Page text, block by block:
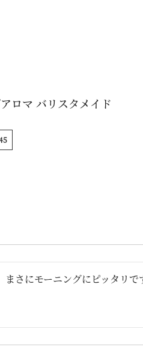
ロマ バリスタメイド
さにモーニングにピッタリ